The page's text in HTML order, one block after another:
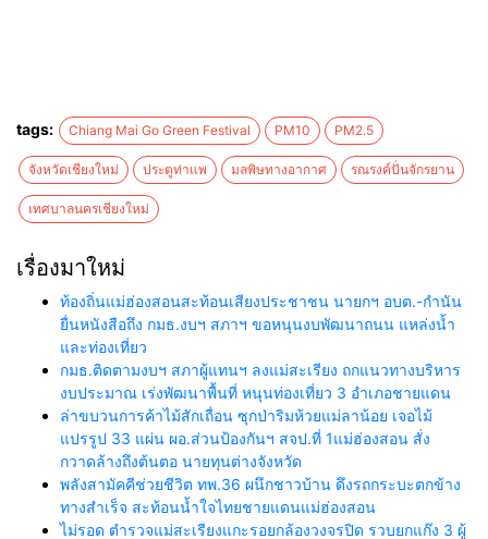
tags: Chiang Mai Go Green Festival PM10 PM2.5
จังหวัดเชียงใหม่ ประตูท่าแพ มลพิษทางอากาศ รณรงค์ปั่นจักรยาน
เทศบาลนครเชียงใหม่
เรื่องมาใหม่
ท้องถิ่นแม่ฮ่องสอนสะท้อนเสียงประชาชน นายกฯ อบต.-กำนัน
ยื่นหนังสือถึง กมธ.งบฯ สภาฯ ขอหนุนงบพัฒนาถนน แหล่งน้ำ
และท่องเที่ยว
กมธ.ติดตามงบฯ สภาผู้แทนฯ ลงแม่สะเรียง ถกแนวทางบริหาร
งบประมาณ เร่งพัฒนาพื้นที่ หนุนท่องเที่ยว 3 อำเภอชายแดน
ล่าขบวนการค้าไม้สักเถื่อน ซุกป่าริมห้วยแม่ลาน้อย เจอไม้
แปรรูป 33 แผ่น ผอ.ส่วนป้องกันฯ สจป.ที่ 1แม่ฮ่องสอน สั่ง
กวาดล้างถึงต้นตอ นายทุนต่างจังหวัด
พลังสามัคคีช่วยชีวิต ทพ.36 ผนึกชาวบ้าน ดึงรถกระบะตกข้าง
ทางสำเร็จ สะท้อนน้ำใจไทยชายแดนแม่ฮ่องสอน
ไม่รอด ตำรวจแม่สะเรียงแกะรอยกล้องวงจรปิด รวบยกแก๊ง 3 ผู้